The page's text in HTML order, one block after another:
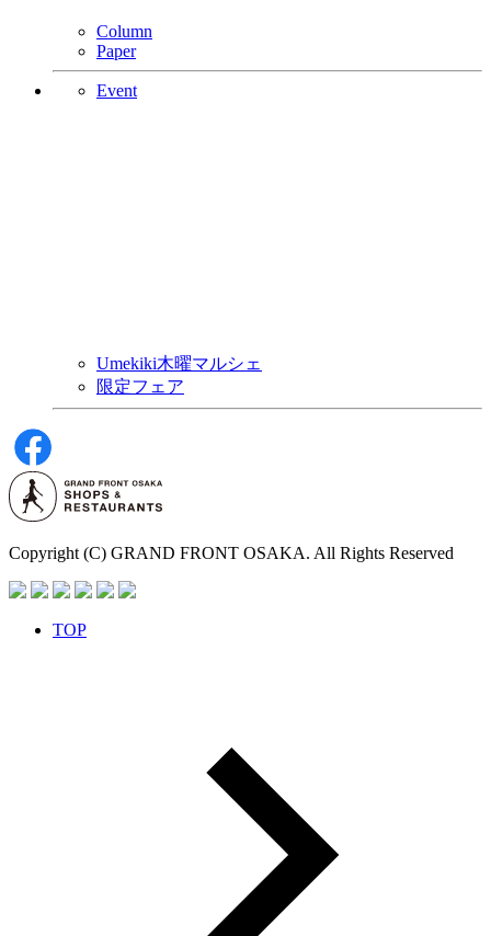
Column
Paper
Event
Umekiki木曜マルシェ
限定フェア
Copyright (C) GRAND FRONT OSAKA. All Rights Reserved
TOP